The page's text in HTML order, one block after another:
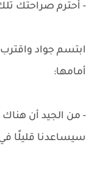
- أحترم صراحتك
ابتسم جواد
أمامها:
- من الجيد أن هناك
سيساعدنا قليلًا